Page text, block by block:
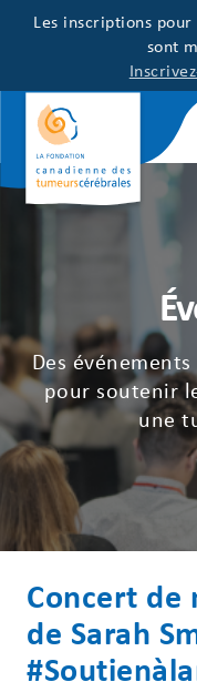
Les inscriptions
sont
Des
pour soutenir
une
Concert de
de Sarah